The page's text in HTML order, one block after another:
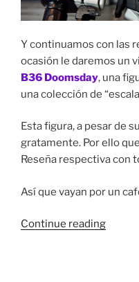
Y continuamos con las
ocasión le daremos un
B36 Doomsday, una
una colección de
Esta figura, a pesar de
gratamente. Por ello
Reseña respectiva con
Así que vayan por un
Continue reading“Foto